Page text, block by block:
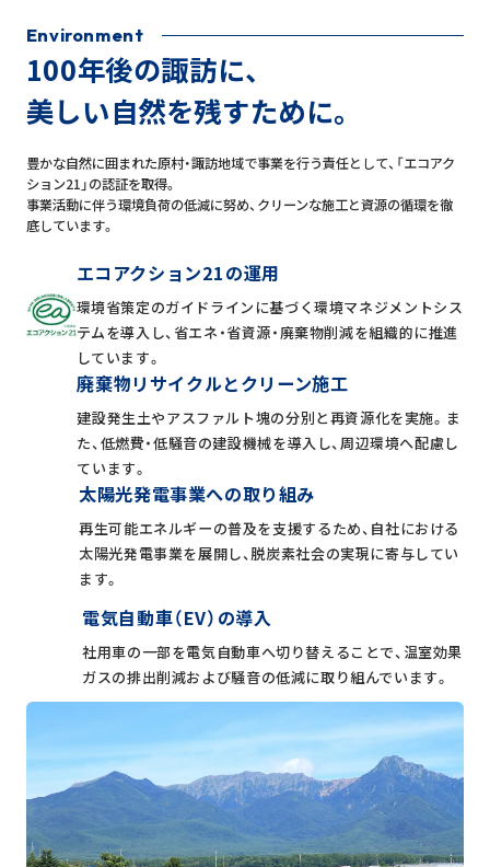
Environment
100年後の諏訪に、
美しい自然を残すために。
豊かな自然に囲まれた原村・諏訪地域で事業を行う責任として、「エコアク
ション21」の認証を取得。
事業活動に伴う環境負荷の低減に努め、クリーンな施工と資源の循環を徹
底しています。
エコアクション21の運用
環境省策定のガイドラインに基づく環境マネジメントシス
テムを導入し、省エネ・省資源・廃棄物削減を組織的に推進
しています。
廃棄物リサイクルとクリーン施工
建設発生土やアスファルト塊の分別と再資源化を実施。ま
た、低燃費・低騒音の建設機械を導入し、周辺環境へ配慮し
ています。
太陽光発電事業への取り組み
再生可能エネルギーの普及を支援するため、自社における
太陽光発電事業を展開し、脱炭素社会の実現に寄与してい
ます。
電気自動車（EV）の導入
社用車の一部を電気自動車へ切り替えることで、温室効果
ガスの排出削減および騒音の低減に取り組んでいます。